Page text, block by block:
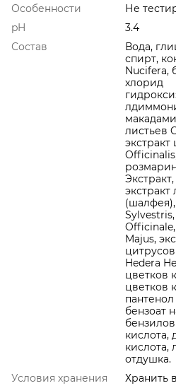
Особенности
Не
pH
3.4
Состав
Вода,
спирт,
Nucifera,
хлорид
листьев
(шалфея),
Majus,
Hedera
цветков
цветков
бензоат
кислота,
кислота,
отдушка.
Условия хранения
Хранить